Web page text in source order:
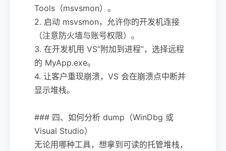
Tools（msvsmon）。
2. 启动 msvsmon，允许你的开发机连接
（注意防火墙与账号权限）。
3. 在开发机用 VS“附加到进程”，选择远程
的 MyApp.exe。
4. 让客户重现崩溃，VS 会在崩溃点中断并
显示堆栈。
### 四、如何分析 dump（WinDbg 或
Visual Studio）
无论用哪种工具，想拿到可读的托管堆栈，